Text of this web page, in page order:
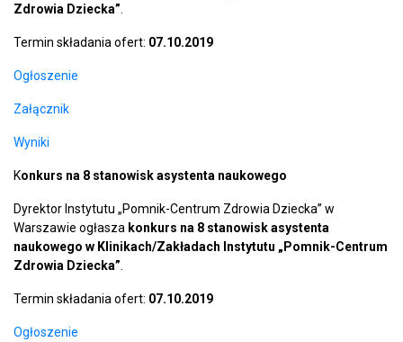
Zdrowia Dziecka”
Termin składania ofert: 07.10.2019
Ogłoszenie
Załącznik
Wyniki
Konkurs na 8 stanowisk asystenta naukowego
Dyrektor Instytutu „Pomnik-Centrum Zdrowia Dziecka” w
Warszawie ogłasza konkurs na 8 stanowisk asystenta
naukowego w Klinikach/Zakładach Instytutu „Pomnik-Centrum
Zdrowia Dziecka”
Termin składania ofert: 07.10.2019
Ogłoszenie